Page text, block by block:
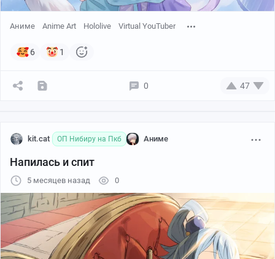
Аниме Anime Art Hololive Virtual YouTuber
6 1
0 47
kit.cat ОП Нибиру на Пкб Аниме
Напилась и спит
5 месяцев назад 0